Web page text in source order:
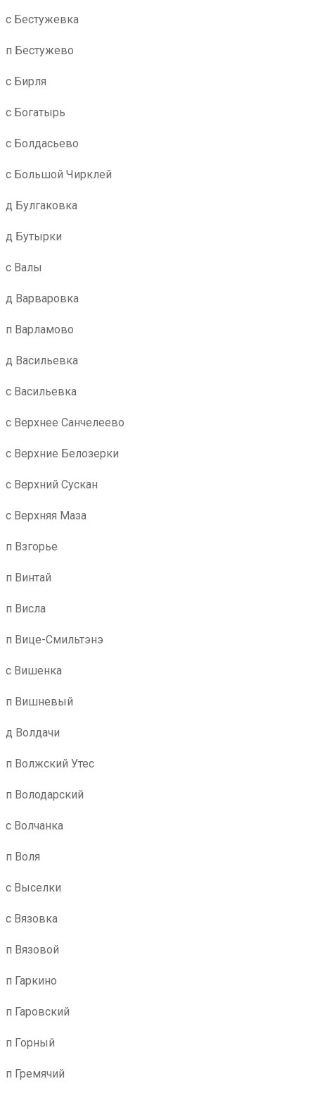
с Бестужевка
п Бестужево
с Бирля
с Богатырь
с Болдасьево
с Большой Чирклей
д Булгаковка
д Бутырки
с Валы
д Варваровка
п Варламово
д Васильевка
с Васильевка
с Верхнее Санчелеево
с Верхние Белозерки
с Верхний Сускан
с Верхняя Маза
п Взгорье
п Винтай
п Висла
п Вице-Смильтэнэ
с Вишенка
п Вишневый
д Волдачи
п Волжский Утес
п Володарский
с Волчанка
п Воля
с Выселки
с Вязовка
п Вязовой
п Гаркино
п Гаровский
п Горный
п Гремячий